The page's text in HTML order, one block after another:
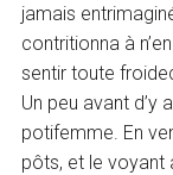
jamais
contritionna à
sentir toute
Un peu avant d’y
potifemme. En
pôts, et le voyant